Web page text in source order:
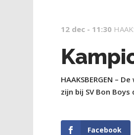
12 dec - 11:30
HAAKSBERGEN –
zijn bij SV Bon
Facebook